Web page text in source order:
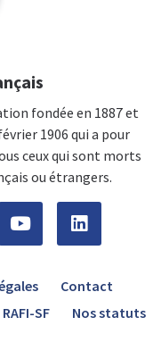
fondée en 1887 et
1906 qui a pour
ceux qui sont morts
ou étrangers.
Contact
RAFI-SF Nos statuts